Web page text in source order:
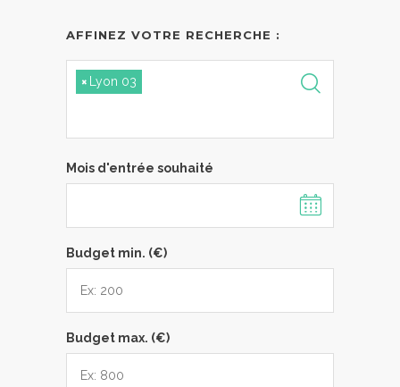
AFFINEZ VOTRE RECHERCHE :
× Lyon 03
Mois d'entrée souhaité
Budget min. (€)
Budget max. (€)